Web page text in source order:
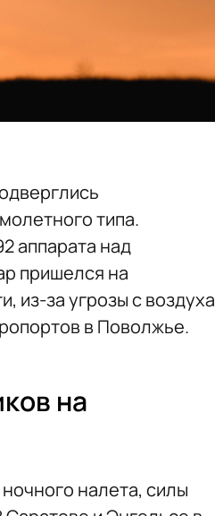
типа.
аппарата над
пришелся на
из-за угрозы с воздуха
в Поволжье.
на
налета, силы